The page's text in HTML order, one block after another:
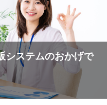
システムのおかげで